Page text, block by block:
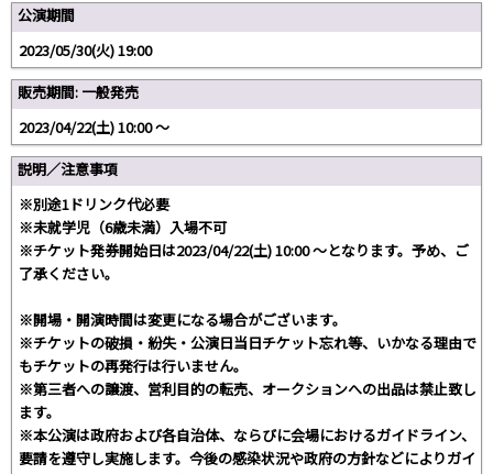
公演期間
2023/05/30(火) 19:00
販売期間: 一般発売
2023/04/22(土) 10:00 〜
説明／注意事項
※別途1ドリンク代必要
※未就学児（6歳未満）入場不可
※チケット発券開始日は2023/04/22(土) 10:00 〜となります。予め、ご
了承ください。
※開場・開演時間は変更になる場合がございます。
※チケットの破損・紛失・公演日当日チケット忘れ等、いかなる理由で
もチケットの再発行は行いません。
※第三者への譲渡、営利目的の転売、オークションへの出品は禁止致し
ます。
※本公演は政府および各自治体、ならびに会場におけるガイドライン、
要請を遵守し実施します。今後の感染状況や政府の方針などによりガイ